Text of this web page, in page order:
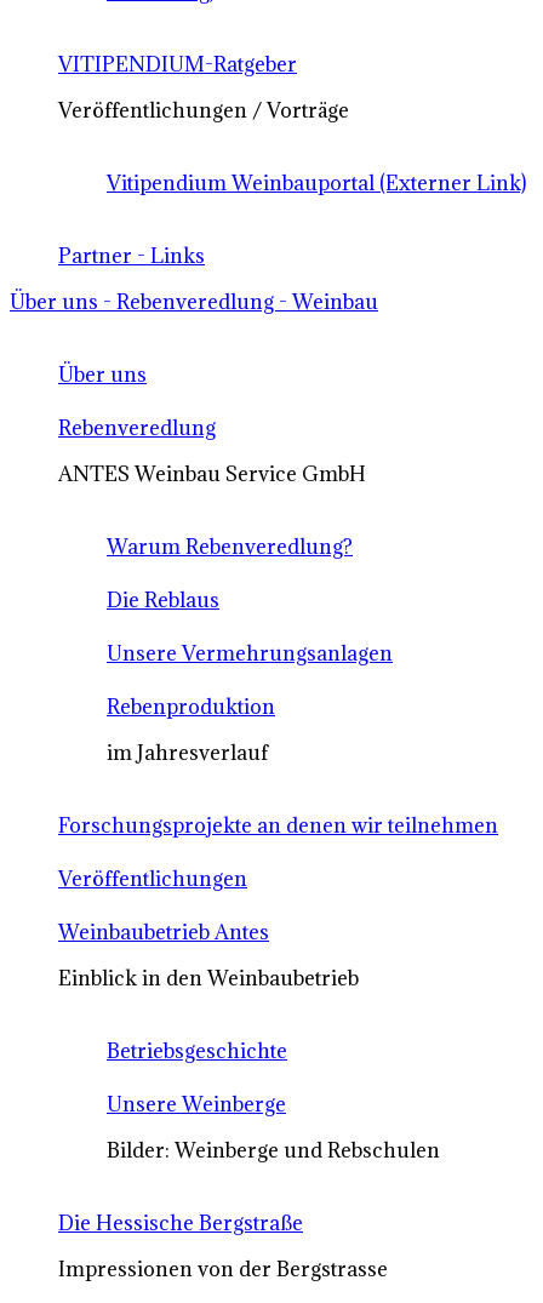
VITIPENDIUM-Ratgeber
Veröffentlichungen / Vorträge
Vitipendium Weinbauportal (Externer Link)
Partner - Links
Über uns - Rebenveredlung - Weinbau
Über uns
Rebenveredlung
ANTES Weinbau Service GmbH
Warum Rebenveredlung?
Die Reblaus
Unsere Vermehrungsanlagen
Rebenproduktion
im Jahresverlauf
Forschungsprojekte an denen wir teilnehmen
Veröffentlichungen
Weinbaubetrieb Antes
Einblick in den Weinbaubetrieb
Betriebsgeschichte
Unsere Weinberge
Bilder: Weinberge und Rebschulen
Die Hessische Bergstraße
Impressionen von der Bergstrasse